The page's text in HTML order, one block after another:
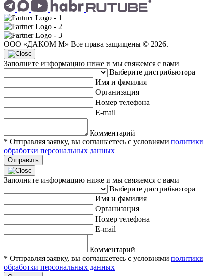
ООО «ДАКОМ М» Все права защищены © 2026.
Заполните информацию ниже и мы свяжемся с вами
Выберите дистрибьютора
Имя и фамилия
Организация
Номер телефона
E-mail
Комментарий
* Отправляя заявку, вы соглашаетесь с условиями политики
обработки персональных данных
Отправить
Заполните информацию ниже и мы свяжемся с вами
Выберите дистрибьютора
Имя и фамилия
Организация
Номер телефона
E-mail
Комментарий
* Отправляя заявку, вы соглашаетесь с условиями политики
обработки персональных данных